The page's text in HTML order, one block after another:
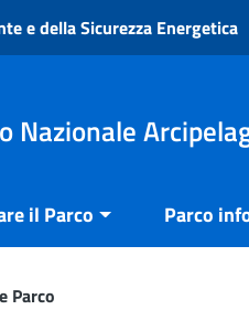
e della Sicurezza Energetica
Nazionale
il Parco Parco
Parco